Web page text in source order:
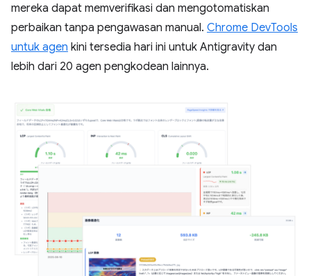
mereka dapat memverifikasi dan mengotomatiskan
perbaikan tanpa pengawasan manual. Chrome DevTools
untuk agen kini tersedia hari ini untuk Antigravity dan
lebih dari 20 agen pengkodean lainnya.